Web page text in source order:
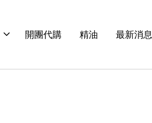
開團代購 精油 最新消息